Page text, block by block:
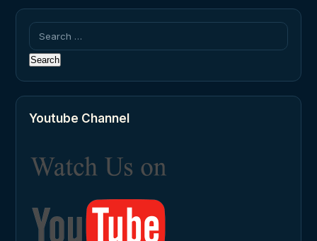
Search
for:
Youtube Channel